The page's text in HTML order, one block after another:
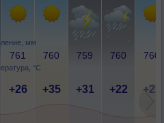
мм
°C
761 760 759 760 760
+26 +35 +31 +22 +23